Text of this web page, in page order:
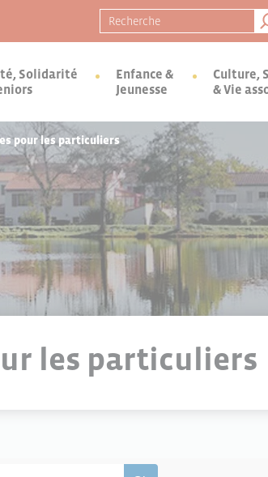
Recherche pour :
Solidarité
Enfance &
Jeunesse
Culture,
& Vie
pour les particuliers
les particuliers